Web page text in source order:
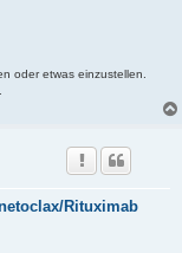
oder etwas einzustellen.
Rituximab